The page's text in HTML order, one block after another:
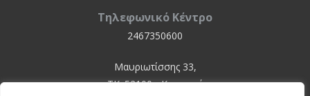
Τηλεφωνικό Κέντρο
2467350600
Μαυριωτίσσης 33,
ΤΚ. 52100 - Καστοριά